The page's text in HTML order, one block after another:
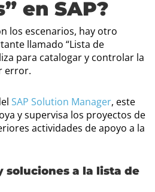
en SAP?
los escenarios, hay otro
llamado “Lista de
para catalogar y controlar la
error.
SAP Solution Manager, este
y supervisa los proyectos de
actividades de apoyo a la
soluciones a la lista de